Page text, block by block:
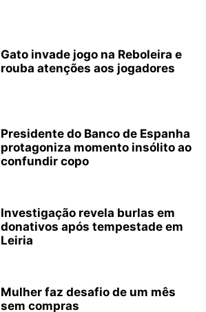
Gato invade jogo na Reboleira e
rouba atenções aos jogadores
Presidente do Banco de Espanha
protagoniza momento insólito ao
confundir copo
Investigação revela burlas em
donativos após tempestade em
Leiria
Mulher faz desafio de um mês
sem compras